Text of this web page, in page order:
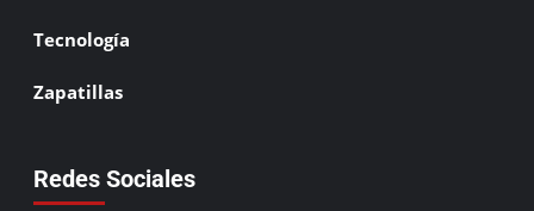
Tecnología
Zapatillas
Redes Sociales